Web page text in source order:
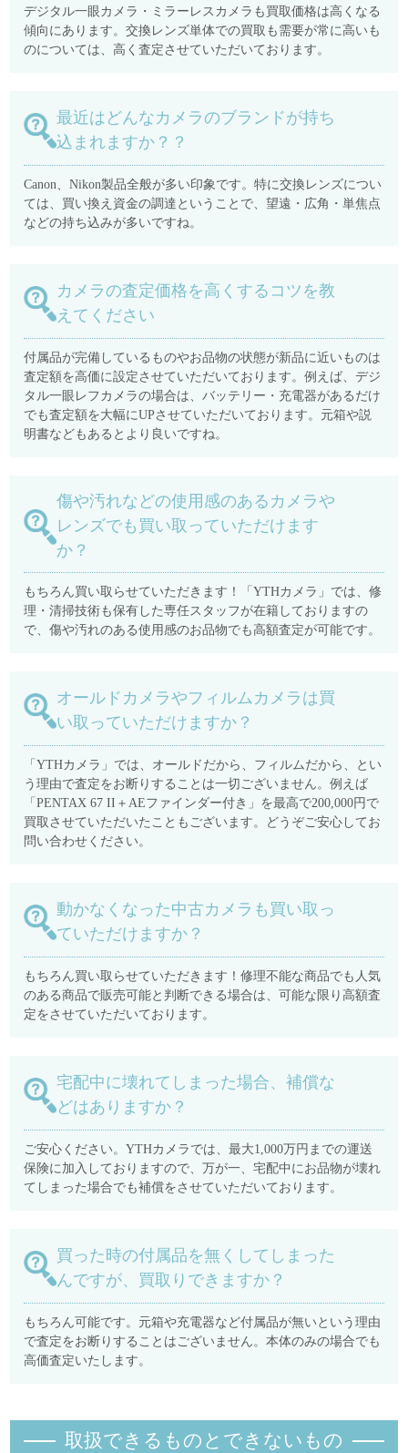
デジタル一眼カメラ・ミラーレスカメラも買取価格は高くなる
傾向にあります。交換レンズ単体での買取も需要が常に高いも
のについては、高く査定させていただいております。
最近はどんなカメラのブランドが持ち
込まれますか？？
Canon、Nikon製品全般が多い印象です。特に交換レンズについ
ては、買い換え資金の調達ということで、望遠・広角・単焦点
などの持ち込みが多いですね。
カメラの査定価格を高くするコツを教
えてください
付属品が完備しているものやお品物の状態が新品に近いものは
査定額を高価に設定させていただいております。例えば、デジ
タル一眼レフカメラの場合は、バッテリー・充電器があるだけ
でも査定額を大幅にUPさせていただいております。元箱や説
明書などもあるとより良いですね。
傷や汚れなどの使用感のあるカメラや
レンズでも買い取っていただけます
か？
もちろん買い取らせていただきます！「YTHカメラ」では、修
理・清掃技術も保有した専任スタッフが在籍しておりますの
で、傷や汚れのある使用感のお品物でも高額査定が可能です。
オールドカメラやフィルムカメラは買
い取っていただけますか？
「YTHカメラ」では、オールドだから、フィルムだから、とい
う理由で査定をお断りすることは一切ございません。例えば
「PENTAX 67 II＋AEファインダー付き」を最高で200,000円で
買取させていただいたこともございます。どうぞご安心してお
問い合わせください。
動かなくなった中古カメラも買い取っ
ていただけますか？
もちろん買い取らせていただきます！修理不能な商品でも人気
のある商品で販売可能と判断できる場合は、可能な限り高額査
定をさせていただいております。
宅配中に壊れてしまった場合、補償な
どはありますか？
ご安心ください。YTHカメラでは、最大1,000万円までの運送
保険に加入しておりますので、万が一、宅配中にお品物が壊れ
てしまった場合でも補償をさせていただいております。
買った時の付属品を無くしてしまった
んですが、買取りできますか？
もちろん可能です。元箱や充電器など付属品が無いという理由
で査定をお断りすることはございません。本体のみの場合でも
高価査定いたします。
取扱できるものとできないもの